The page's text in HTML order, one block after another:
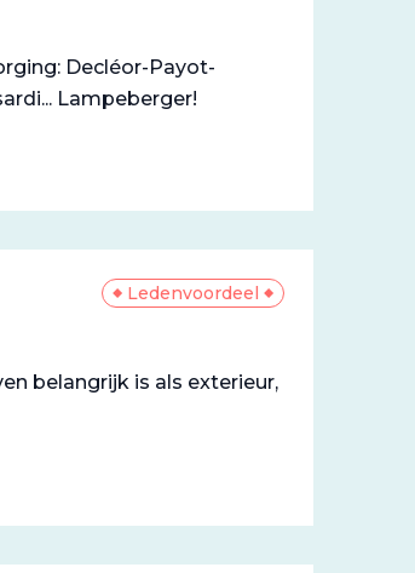
Decléor-Payot-
Lampeberger!
Ledenvoordeel
belangrijk is als exterieur,